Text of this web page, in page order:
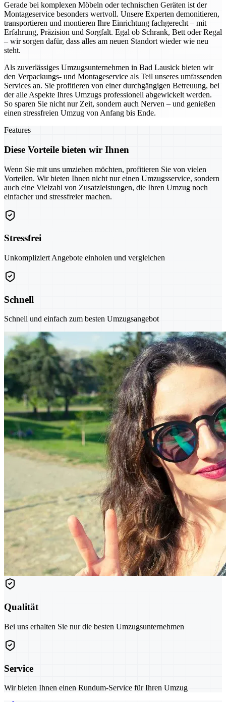
Gerade bei komplexen Möbeln oder technischen Geräten ist der
Montageservice besonders wertvoll. Unsere Experten demonitieren,
transportieren und montieren Ihre Einrichtung fachgerecht – mit
Erfahrung, Präzision und Sorgfalt. Egal ob Schrank, Bett oder Regal
– wir sorgen dafür, dass alles am neuen Standort wieder wie neu
steht.
Als zuverlässiges Umzugsunternehmen in Bad Lausick bieten wir
den Verpackungs- und Montageservice als Teil unseres umfassenden
Services an. Sie profitieren von einer durchgängigen Betreuung, bei
der alle Aspekte Ihres Umzugs professionell abgewickelt werden.
So sparen Sie nicht nur Zeit, sondern auch Nerven – und genießen
einen stressfreien Umzug von Anfang bis Ende.
Features
Diese Vorteile bieten wir Ihnen
Wenn Sie mit uns umziehen möchten, profitieren Sie von vielen
Vorteilen. Wir bieten Ihnen nicht nur einen Umzugsservice, sondern
auch eine Vielzahl von Zusatzleistungen, die Ihren Umzug noch
einfacher und stressfreier machen.
Stressfrei
Unkompliziert Angebote einholen und vergleichen
Schnell
Schnell und einfach zum besten Umzugsangebot
Qualität
Bei uns erhalten Sie nur die besten Umzugsunternehmen
Service
Wir bieten Ihnen einen Rundum-Service für Ihren Umzug